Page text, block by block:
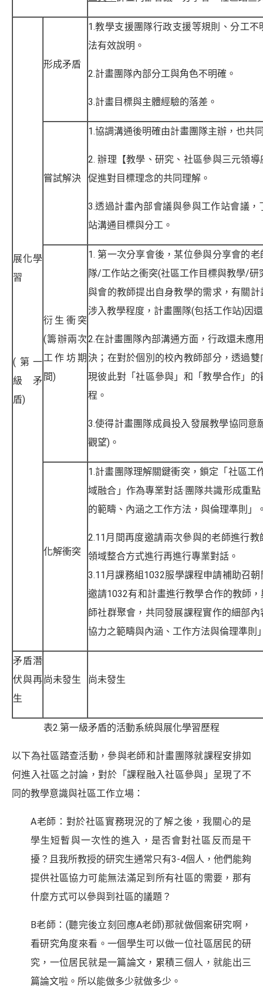
展化學
習
(第一
級矛
盾)
形成矛盾
1.教學支援團隊行政支援等規則、分工
法有效說明。
2.計畫團隊內部分工與角色不明確。
3.計畫目標與主體經驗的落差。
嘗試解決
1.協調溝通後明確由計畫團隊主辦，也共
2. 辦理【教學、研究、社區參與三元領
促進對目標理念的共同理解。
3.透過計畫內部會議與參與工作站會議
站溝通目標與分工。
衍生衝突
(籌辦兩次
工作坊期
間)
1. 第一次分享會後，某位參與分享會的
隊/工作站之衝突(社區工作目標與教學/研
與會的教師提出自身教學的需求，有關
涉入教學程度，計畫團隊(包括工作站)因
2.在計畫團隊內部溝通方面，行政還未應
決；在對於個別的校內教師部分，透過
現彼此對「社區參與」和「教學合作」
程。
3.使得計畫團隊成員投入發展教學協同意
觀望)。
化解衝突
1.計畫團隊理解關鍵衝突，鎖定「社區工
域融合」作為專業對話‧團隊共識形成重
的範疇、內涵之工作方法，與倫理準則」
2.11月間再度邀請兩次參與的老師進行
領域整合方式進行再進行專業對話。
3.11月課務組1032服學課程申請補助召
邀請1032有和計畫進行教學合作的教師
師社群聚會，共同發展課程實作的細部
協力之範疇與內涵、工作方法與倫理準則
矛盾潛
伏與再
生
尚未發生 尚未發生
表2.第一級矛盾的活動系統與展化學習歷程
以下為社區踏查活動，參與老師和計畫團隊就課程安排如
何進入社區之討論，對於「課程融入社區參與」呈現了不
同的教學意識與社區工作立場：
A老師：對於社區實務現況的了解之後，我關心的是
學生短暫與一次性的進入，是否會對社區反而是干
擾？且我所教授的研究生通常只有3-4個人，他們能夠
提供社區協力可能無法滿足到所有社區的需要，那有
什麼方式可以參與到社區的議題？
B老師：(聽完後立刻回應A老師)那就做個案研究啊，
看研究角度來看。一個學生可以做一位社區居民的研
究，一位居民就是一篇論文，累積三個人，就能出三
篇論文啦。所以能做多少就做多少。